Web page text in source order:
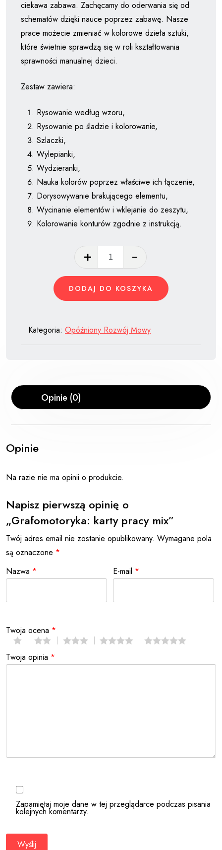
ciekawa zabawa. Zachęcamy do oderwania się od
schematów dzięki nauce poprzez zabawę. Nasze
prace możecie zmieniać w kolorowe dzieła sztuki,
które świetnie sprawdzą się w roli kształtowania
sprawności manualnej dzieci.
Zestaw zawiera:
Rysowanie według wzoru,
Rysowanie po śladzie i kolorowanie,
Szlaczki,
Wylepianki,
Wydzieranki,
Nauka kolorów poprzez właściwe ich łączenie,
Dorysowywanie brakującego elementu,
Wycinanie elementów i wklejanie do zeszytu,
Kolorowanie konturów zgodnie z instrukcją.
Grafomotoryka:
karty
pracy
DODAJ DO KOSZYKA
Kategoria: Opóźniony Rozwój Mowy
Opinie (0)
Opinie
Na razie nie ma opinii o produkcie.
Napisz pierwszą opinię o
„Grafomotoryka: karty pracy mix”
Twój adres email nie zostanie opublikowany. Wymagane pola
są oznaczone *
Nazwa * E-mail *
Twoja ocena *
Twoja opinia *
Zapamiętaj moje dane w tej przeglądarce podczas pisania
kolejnych komentarzy.